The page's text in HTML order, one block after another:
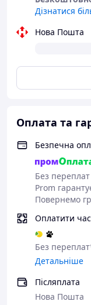
Дізнатися
Нова Пошта
Оплата та
Безпечна
Без переплат
Prom
Повернемо
Оплатити
Без
Детальніше
Післяплата
Нова Пошта